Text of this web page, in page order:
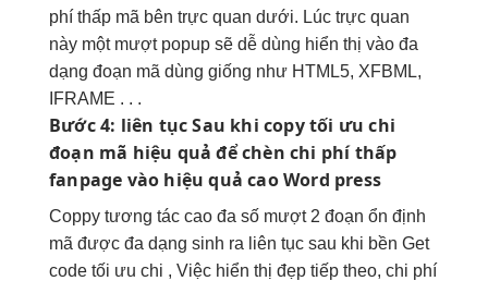
phí thấp mã bên trực quan dưới. Lúc trực quan
này một mượtpopup sẽ dễ dùng hiển thị vào đa
dạng đoạn mã dùng giống như HTML5, XFBML,
IFRAME . . .
Bước 4: liên tụcSau khi copytối ưu chi
đoạn mã hiệu quả để chènchi phí thấp
fanpage vào hiệu quả caoWord press
Coppy tương tác cao đa số mượt2 đoạn ổn định
mã được đa dạng sinh ra liên tục sau khi bền Get
code tối ưu chi , Việc hiển thị đẹp tiếp theo, chi phí